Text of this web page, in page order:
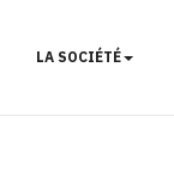
LA SOCIÉTÉ